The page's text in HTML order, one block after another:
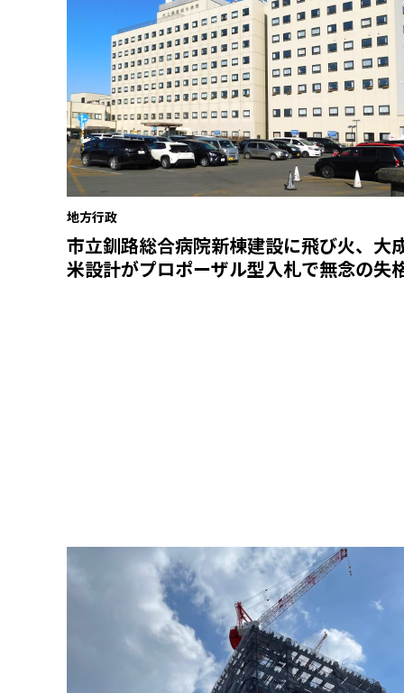
地方行政
市立釧路総合病院新棟建設に飛び火、大
米設計がプロポーザル型入札で無念の失